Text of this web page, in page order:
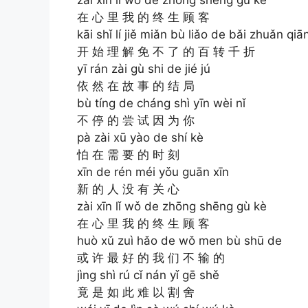
在 心 里 我 的 终 生 顾 客
kāi shǐ lí jiě miǎn bù liǎo de bǎi zhuǎn
开 始 理 解 免 不 了 的 百 转 千 折
yī rán zài gù shi de jié jú
依 然 在 故 事 的 结 局
bù tíng de cháng shì yīn wèi nǐ
不 停 的 尝 试 因 为 你
pà zài xū yào de shí kè
怕 在 需 要 的 时 刻
xīn de rén méi yǒu guān xīn
新 的 人 没 有 关 心
zài xīn lǐ wǒ de zhōng shēng gù kè
在 心 里 我 的 终 生 顾 客
huò xǔ zuì hǎo de wǒ men bù shū de
或 许 最 好 的 我 们 不 输 的
jìng shì rú cǐ nán yǐ gē shě
竟 是 如 此 难 以 割 舍